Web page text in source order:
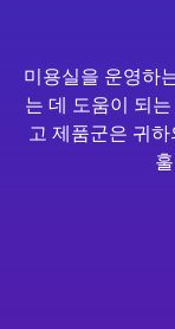
미용실을 운영하
는 데 도움이 되
고 제품군은 귀